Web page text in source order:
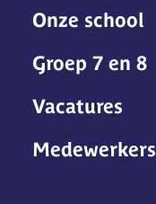
Onze school
Groep 7 en 8
Vacatures
Medewerkers